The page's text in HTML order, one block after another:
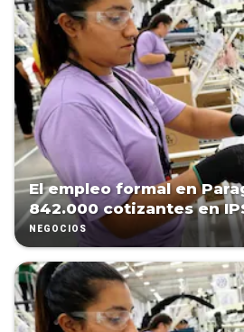
El empleo formal en
842.000 cotizantes en
NEGOCIOS